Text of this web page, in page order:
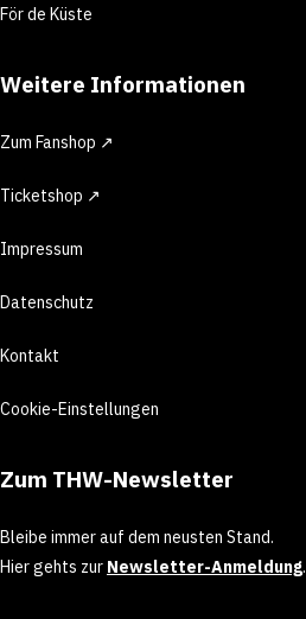
För de Küste
Weitere Informationen
Zum Fanshop ↗
Ticketshop ↗
Impressum
Datenschutz
Kontakt
Cookie-Einstellungen
Zum THW-Newsletter
Bleibe immer auf dem neusten Stand.
Hier gehts zur Newsletter-Anmeldung.